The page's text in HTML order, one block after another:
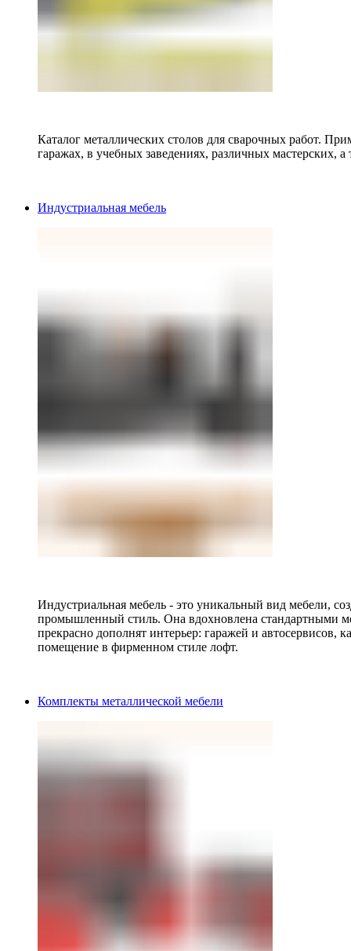
Каталог металлических столов для сварочных работ.
гаражах, в учебных заведениях, различных мастерских, а
Индустриальная мебель
Индустриальная мебель - это уникальный вид мебели,
промышленный стиль. Она вдохновлена стандартными
прекрасно дополнят интерьер: гаражей и автосервисов,
помещение в фирменном стиле лофт.
Комплекты металлической мебели